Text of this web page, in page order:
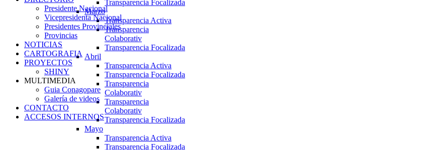
Transparencia Focalizada
Marzo
Transparencia Activa
Transparencia
Colaborativ
Transparencia Focalizada
Abril
Transparencia Activa
Transparencia Focalizada
Transparencia
Colaborativ
Transparencia
Colaborativ
Transparencia Focalizada
Mayo
Transparencia Activa
Transparencia Focalizada
Presidente Nacional
Vicepresidenta Nacional
Presidentes Provinciales
Provincias
NOTICIAS
CARTOGRAFIA
PROYECTOS
SHINY
MULTIMEDIA
Guia Conagopare
Galería de videos
CONTACTO
ACCESOS INTERNOS